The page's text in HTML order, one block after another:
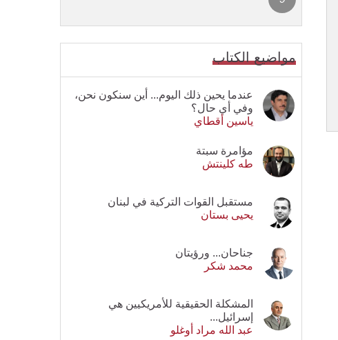
مواضيع الكتاب
عندما يحين ذلك اليوم... أين سنكون نحن،
وفي أي حال؟
ياسين أقطاي
مؤامرة سبتة
طه كلينتش
مستقبل القوات التركية في لبنان
يحيى بستان
جناحان... ورؤيتان
محمد شكر
المشكلة الحقيقية للأمريكيين هي
إسرائيل...
عبد الله مراد أوغلو